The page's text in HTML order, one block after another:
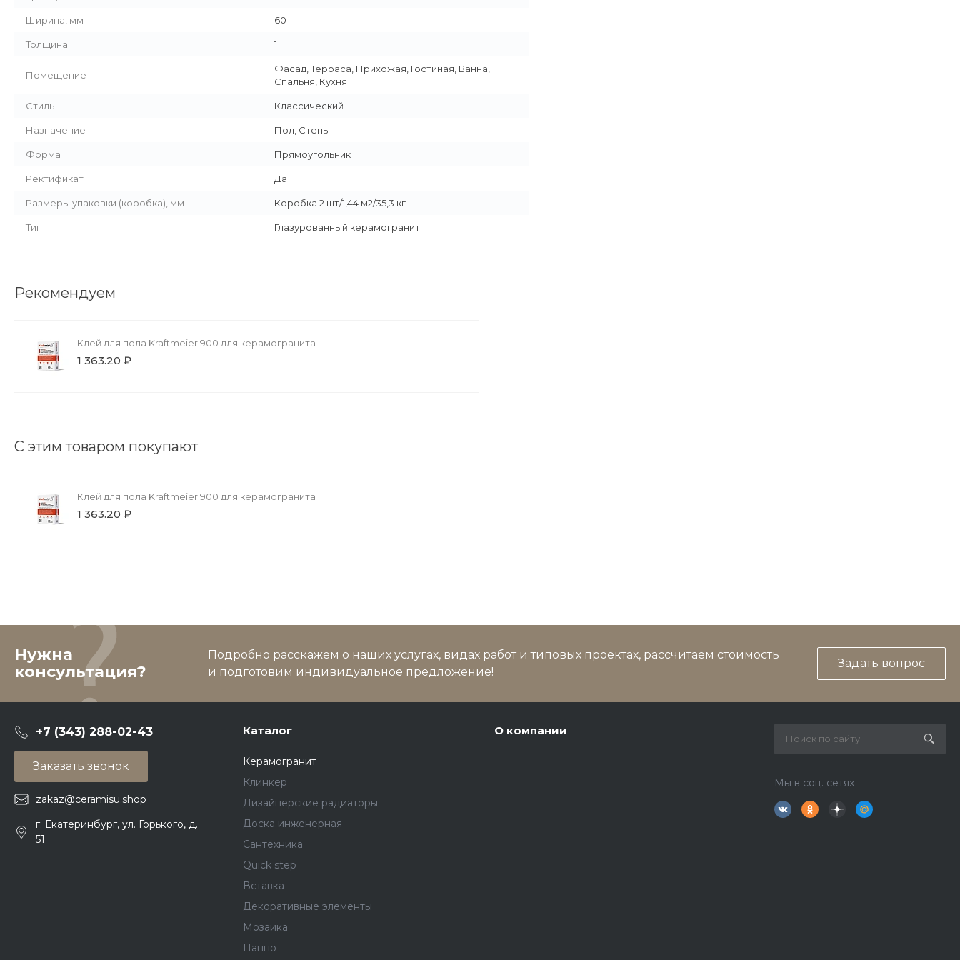
Ширина, мм 60
Толщина 1
Помещение
Фасад, Терраса, Прихожая, Гостиная, Ванна,
Спальня, Кухня
Стиль Классический
Назначение Пол, Стены
Форма Прямоугольник
Ректификат Да
Размеры упаковки (коробка), мм Коробка 2 шт/1,44 м2/35,3 кг
Тип Глазурованный керамогранит
Рекомендуем
Клей для пола Kraftmeier 900 для керамогранита
1 363.20 ₽
С этим товаром покупают
Клей для пола Kraftmeier 900 для керамогранита
1 363.20 ₽
Нужна
консультация?
Подробно расскажем о наших услугах, видах работ и типовых проектах, рассчитаем стоимость
и подготовим индивидуальное предложение!
Задать вопрос
+7 (343) 288-02-43
Заказать звонок
zakaz@ceramisu.shop
г. Екатеринбург, ул. Горького, д.
51
Каталог
Керамогранит
Клинкер
Дизайнерские радиаторы
Доска инженерная
Сантехника
Quick step
Вставка
Декоративные элементы
Мозаика
Панно
О компании
Мы в соц. сетях